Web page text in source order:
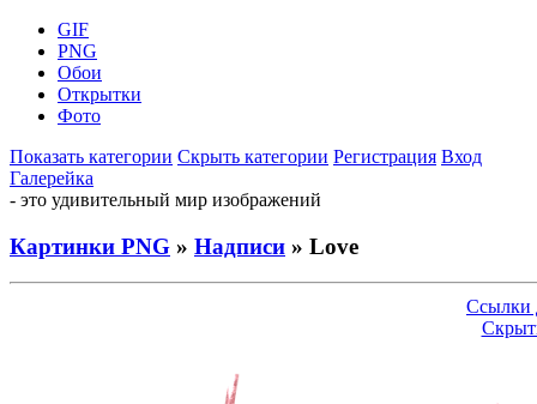
GIF
PNG
Обои
Открытки
Фото
Показать категории Скрыть категории Регистрация Вход
Галерейка
- это удивительный мир изображений
Картинки PNG » Надписи » Love
Ссылки